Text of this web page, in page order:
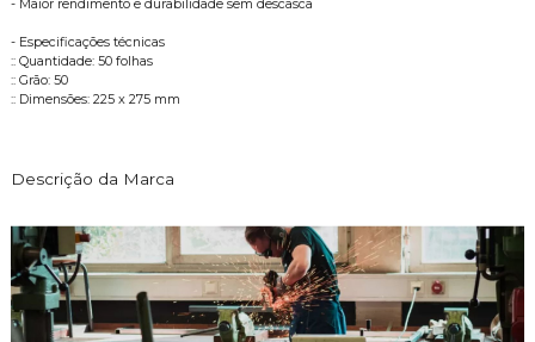
- Maior rendimento e durabilidade sem descasca
- Especificações técnicas
:: Quantidade: 50 folhas
:: Grão: 50
:: Dimensões: 225 x 275 mm
Descrição da Marca